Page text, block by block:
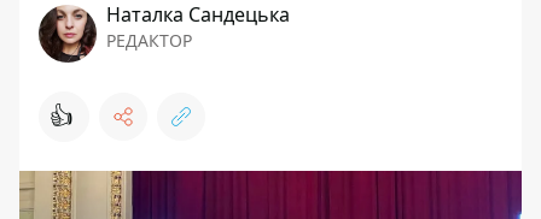
Наталка Сандецька
РЕДАКТОР
👍